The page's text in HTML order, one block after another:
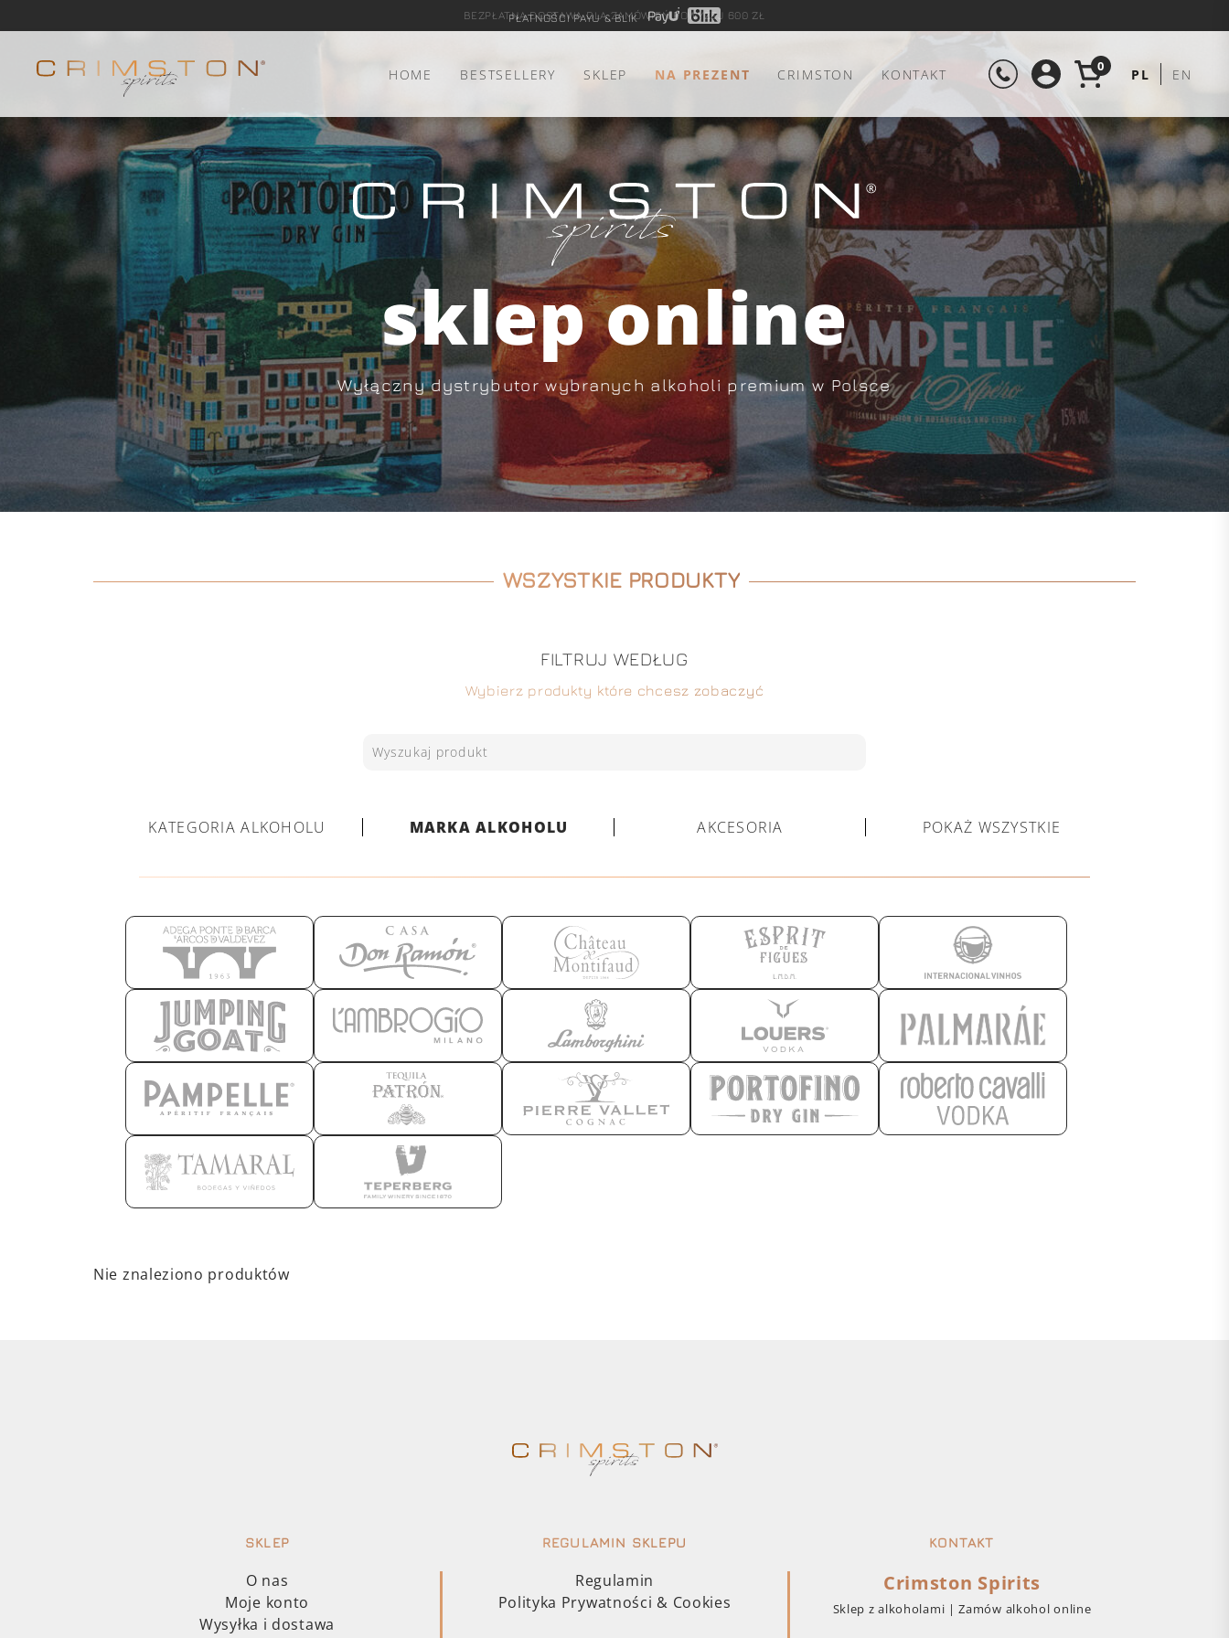
PŁATNOŚCI PAYU & BLIK
0
PL EN
HOME BESTSELLERY SKLEP NA PREZENT CRIMSTON KONTAKT
sklep online
Wyłączny dystrybutor wybranych alkoholi premium w Polsce
WSZYSTKIE PRODUKTY
FILTRUJ WEDŁUG
Wybierz produkty które chcesz zobaczyć
KATEGORIA ALKOHOLU MARKA ALKOHOLU AKCESORIA POKAŻ WSZYSTKIE
Nie znaleziono produktów
SKLEP
O nas
Moje konto
Wysyłka i dostawa
REGULAMIN SKLEPU
Regulamin
Polityka Prywatności & Cookies
KONTAKT
Crimston Spirits
Sklep z alkoholami | Zamów alkohol online